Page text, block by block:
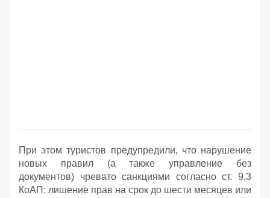
При этом туристов предупредили, что нарушение
новых правил (а также управление без
документов) чревато санкциями согласно ст. 9.3
КоАП: лишение прав на срок до шести месяцев или